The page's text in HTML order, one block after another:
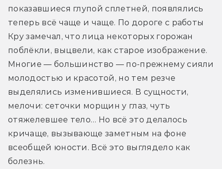
показавшиеся глупой сплетней, появлялись
теперь всё чаще и чаще. По дороге с работы
Кру замечал, что лица некоторых горожан
поблёкли, выцвели, как старое изображение.
Многие — большинство — по-прежнему сияли
молодостью и красотой, но тем резче
выделялись изменившиеся. В сущности,
мелочи: сеточки морщин у глаз, чуть
отяжелевшее тело… Но всё это делалось
кричаще, вызывающе заметным на фоне
всеобщей юности. Всё это выглядело как
болезнь.